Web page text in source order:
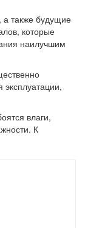
а также будущие
которые
наилучшим
влаги,
К